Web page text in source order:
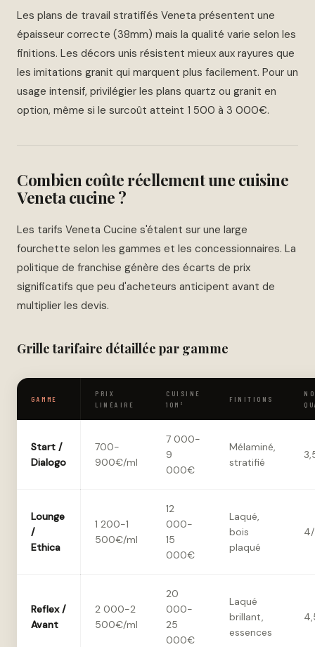
Les plans de travail stratifiés Veneta présentent une
épaisseur correcte (38mm) mais la qualité varie selon les
finitions. Les décors unis résistent mieux aux rayures que
les imitations granit qui marquent plus facilement. Pour un
usage intensif, privilégier les plans quartz ou granit en
option, même si le surcoût atteint 1 500 à 3 000€.
Combien coûte réellement une cuisine
Veneta cucine ?
Les tarifs Veneta Cucine s'étalent sur une large
fourchette selon les gammes et les concessionnaires. La
politique de franchise génère des écarts de prix
significatifs que peu d'acheteurs anticipent avant de
multiplier les devis.
Grille tarifaire détaillée par gamme
GAMME
PRIX
LINÉAIRE
CUISINE
10M²
FINITIONS
Start /
Dialogo
700-
900€/ml
7 000-
9
000€
Mélaminé,
stratifié
Lounge
/
Ethica
1 200-1
500€/ml
12
000-
15
000€
Laqué,
bois
plaqué
Reflex /
Avant
2 000-2
500€/ml
20
000-
25
000€
Laqué
brillant,
essences